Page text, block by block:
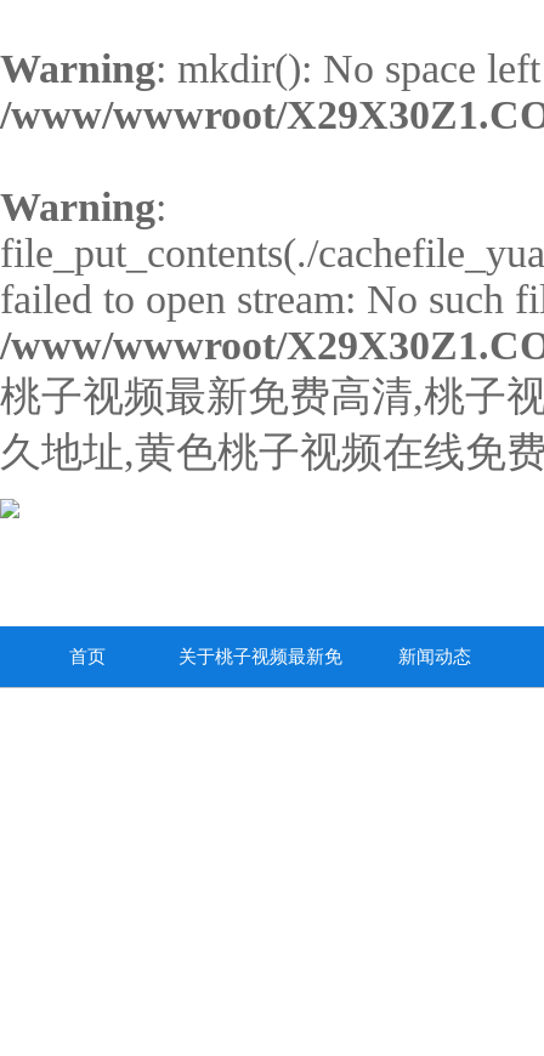
Warning: mkdir(): No space
/www/wwwroot/
Warning:
file_put_contents(./
failed to open stream: No such
/www/wwwroot/
桃子视频最新免费高清,桃子
久地址,黄色桃子视频在线免
首页 关于桃子视频最新免 新闻动态